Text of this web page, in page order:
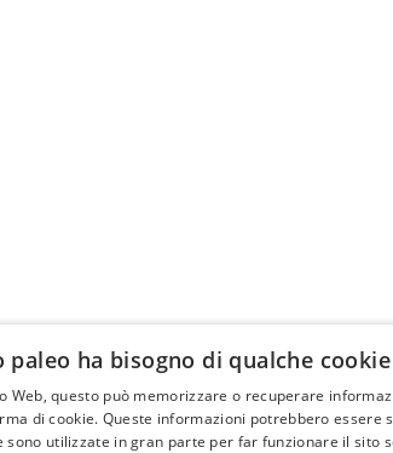
About
paleo ha bisogno di qualche
Web, questo può memorizzare o recuperare
di cookie. Queste informazioni potrebbero essere
utilizzate in gran parte per far funzionare il sito